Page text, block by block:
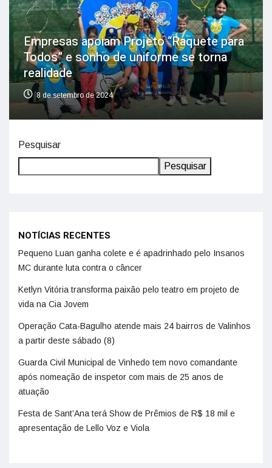
Empresas apoiam Projeto “Raquete para
Todos” e sonho de uniforme se torna
realidade
8 de setembro de 2024
Pesquisar
Pesquisar
NOTÍCIAS RECENTES
Pequeno Luan ganha colete e é apadrinhado pelo Insanos
MC durante luta contra o câncer
Ketlyn Vitória transforma paixão pelo teatro em projeto de
vida na Cia Jovem
Operação Cata-Bagulho atende mais 24 bairros de Valinhos
a partir deste sábado (8)
Guarda Civil Municipal de Vinhedo tem novo comandante
após nomeação de inspetor com mais de 25 anos de
atuação
Festa de Sant’Ana terá Show de Prêmios de R$ 18 mil e
apresentação de Lello Voz e Viola